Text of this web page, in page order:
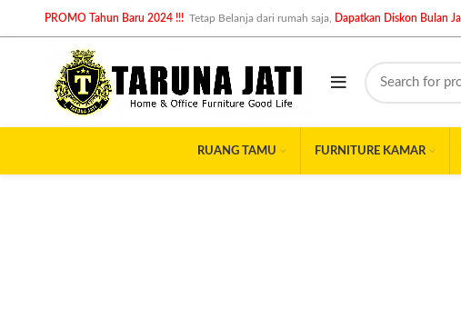
PROMO Tahun Baru 2024 !!! Tetap Belanja dari rumah saja, Dapatkan Diskon Bulan
RUANG TAMU FURNITURE KAMAR